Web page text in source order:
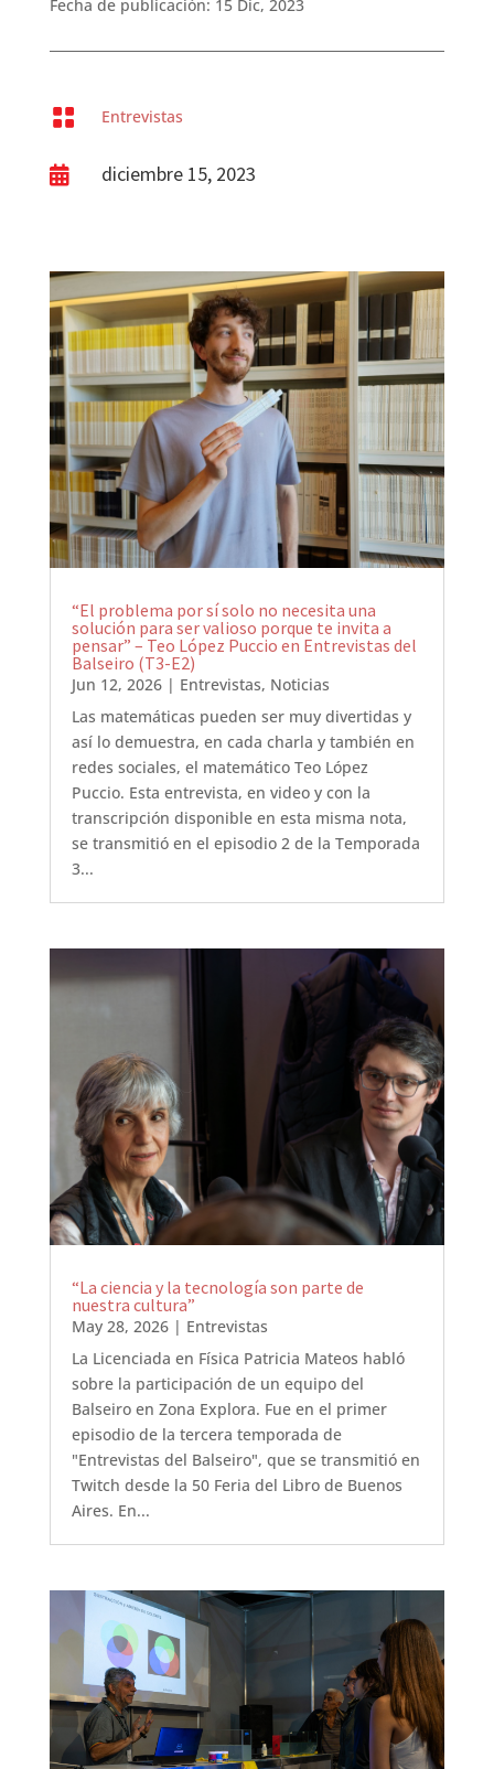
Fecha de publicación: 15 Dic, 2023
 Entrevistas
 diciembre 15, 2023
“El problema por sí solo no necesita una
solución para ser valioso porque te invita a
pensar” – Teo López Puccio en Entrevistas del
Balseiro (T3-E2)
Jun 12, 2026| Entrevistas, Noticias
Las matemáticas pueden ser muy divertidas y
así lo demuestra, en cada charla y también en
redes sociales, el matemático Teo López
Puccio. Esta entrevista, en video y con la
transcripción disponible en esta misma nota,
se transmitió en el episodio 2 de la Temporada
3...
“La ciencia y la tecnología son parte de
nuestra cultura”
May 28, 2026| Entrevistas
La Licenciada en Física Patricia Mateos habló
sobre la participación de un equipo del
Balseiro en Zona Explora. Fue en el primer
episodio de la tercera temporada de
"Entrevistas del Balseiro", que se transmitió en
Twitch desde la 50 Feria del Libro de Buenos
Aires. En...